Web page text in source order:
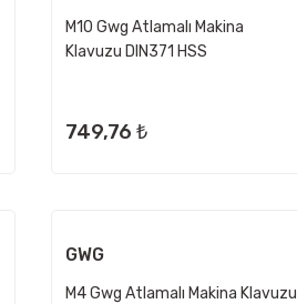
M10 Gwg Atlamalı Makina
Klavuzu DIN371 HSS
749,76 ₺
GWG
M4 Gwg Atlamalı Makina Klavuzu